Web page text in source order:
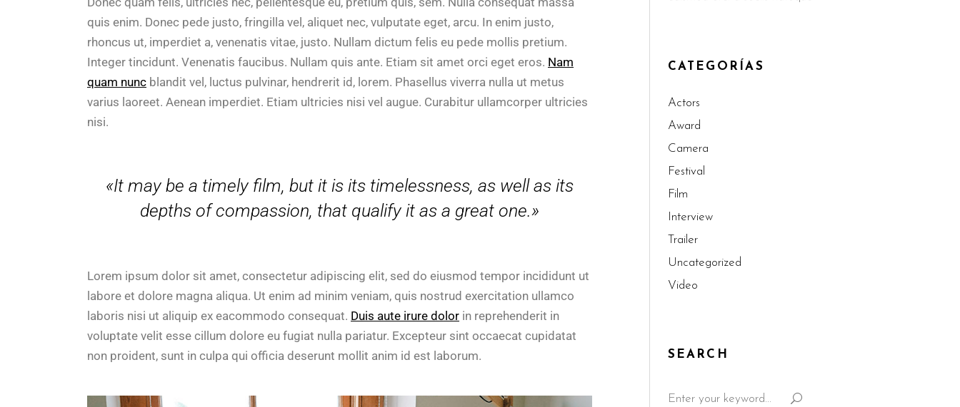
para
aumentar
o
disminuir
el
volumen.
quis enim. Donec pede justo, fringilla vel, aliquet nec, vulputate eget, arcu. In enim justo,
rhoncus ut, imperdiet a, venenatis vitae, justo. Nullam dictum felis eu pede mollis pretium.
Integer tincidunt. Venenatis faucibus. Nullam quis ante. Etiam sit amet orci eget eros. Nam
quam nunc blandit vel, luctus pulvinar, hendrerit id, lorem. Phasellus viverra nulla ut metus
varius laoreet. Aenean imperdiet. Etiam ultricies nisi vel augue. Curabitur ullamcorper ultricies
nisi.
«It may be a timely film, but it is its timelessness, as well as its
depths of compassion, that qualify it as a great one.»
Lorem ipsum dolor sit amet, consectetur adipiscing elit, sed do eiusmod tempor incididunt ut
labore et dolore magna aliqua. Ut enim ad minim veniam, quis nostrud exercitation ullamco
laboris nisi ut aliquip ex eacommodo consequat. Duis aute irure dolor in reprehenderit in
voluptate velit esse cillum dolore eu fugiat nulla pariatur. Excepteur sint occaecat cupidatat
non proident, sunt in culpa qui officia deserunt mollit anim id est laborum.
CATEGORÍAS
Actors
Award
Camera
Festival
Film
Interview
Trailer
Uncategorized
Video
SEARCH